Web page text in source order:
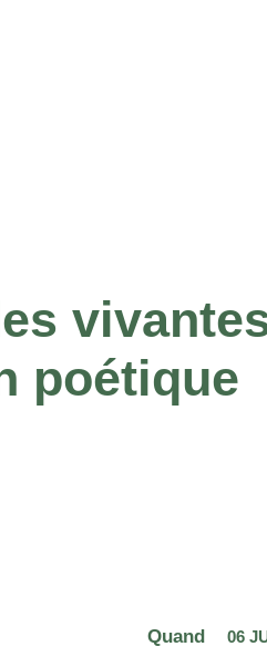
poétique
Quand 06